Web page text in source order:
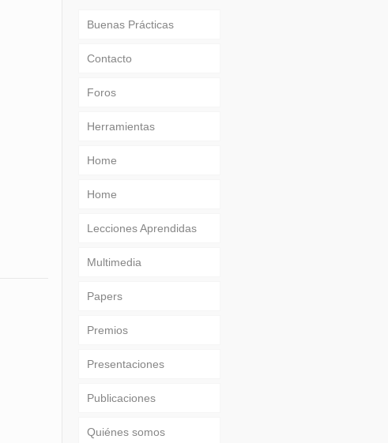
Buenas Prácticas
Contacto
Foros
Herramientas
Home
Home
Lecciones Aprendidas
Multimedia
Papers
Premios
Presentaciones
Publicaciones
Quiénes somos